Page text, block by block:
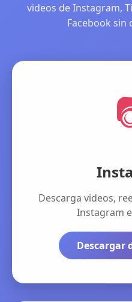
videos de Instagram,
Facebook sin
Descarga videos,
Instagram
Descargar